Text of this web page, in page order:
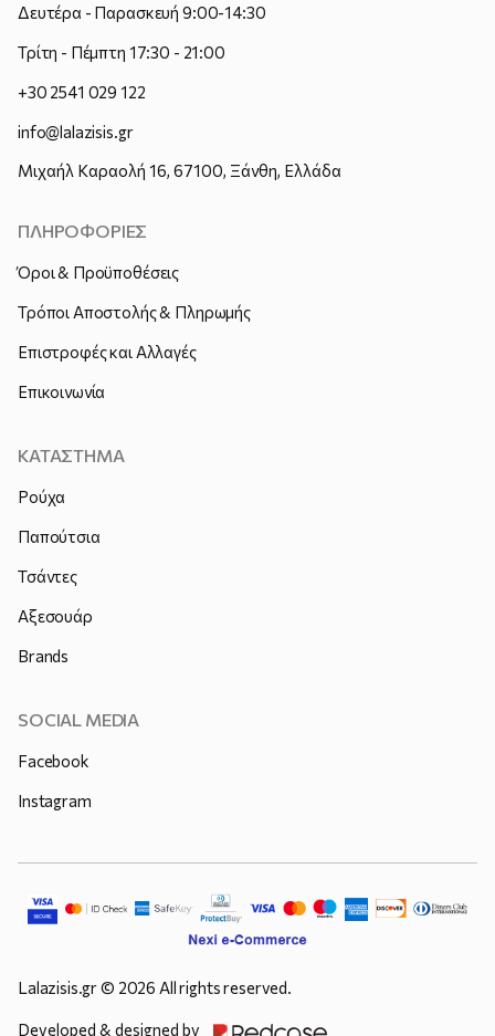
Δευτέρα - Παρασκευή 9:00-14:30
Τρίτη - Πέμπτη 17:30 - 21:00
+30 2541 029 122
info@lalazisis.gr
Μιχαήλ Καραολή 16, 67100, Ξάνθη, Ελλάδα
ΠΛΗΡΟΦΟΡΙΕΣ
Όροι & Προϋποθέσεις
Τρόποι Αποστολής & Πληρωμής
Επιστροφές και Αλλαγές
Επικοινωνία
ΚΑΤΑΣΤΗΜΑ
Ρούχα
Παπούτσια
Τσάντες
Αξεσουάρ
Brands
SOCIAL MEDIA
Facebook
Instagram
Lalazisis.gr © 2026 All rights reserved.
Developed & designed by